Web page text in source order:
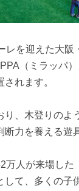
レを迎えた大阪
（ミラッパ
れます。
り、木登りのよ
力を養える遊
万人が来場した
して、多くの子